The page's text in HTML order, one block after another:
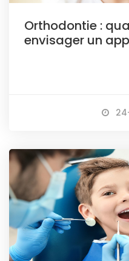
Orthodontie :
envisager un